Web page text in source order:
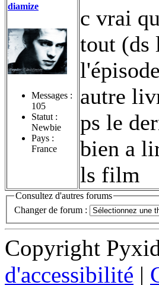
diamize
Messages :
105
Statut :
Newbie
Pays :
France
c vrai
tout (ds
autre
ps le
bien a
ls film
Consultez d'autres forums
Changer de forum :
Copyright
d'accessibilité |